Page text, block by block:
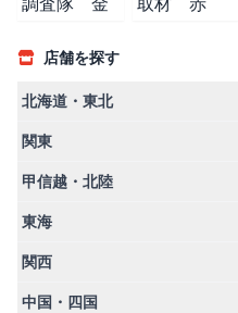
店舗を探す
北海道・東北
関東
甲信越・北陸
東海
関西
中国・四国